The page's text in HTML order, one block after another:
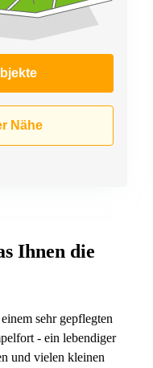
Nähe
Ihnen die
sehr gepflegten
- ein lebendiger
und vielen kleinen